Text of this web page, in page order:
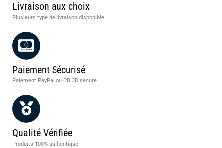
Livraison aux choix
Plusieurs type de livraison disponible
Paiement Sécurisé
Paiement PayPal ou CB 3D secure
Qualité Vérifiée
Produits 100% authentique